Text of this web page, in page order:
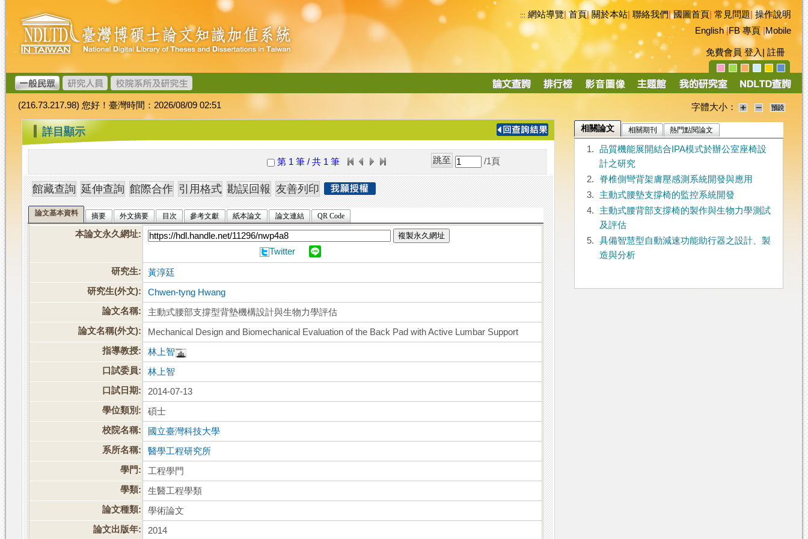
跳
到
主
要
內
容
臺
灣
博
碩
士
論
文
加
值
系
統
::: 網站導覽|首頁|關於本站 聯絡我們|國圖首頁 常見問題|操作說明
English|FB 專頁|Mobile
免費會員 登入 註冊
導
(216.73.217.98) 您好！臺灣時間：2026/08/09 02:51 字體大小：
::: 詳目顯示
第 1 筆 / 共 1 筆 /1 頁
論文基本資料 摘要 外文摘要 目次 參考文獻 紙本論文 論文連結 QR Code
本論文永久網址: 複製永久網址
Twitter
研究生:
黃淳廷
研究生(外文):
Chwen-tyng Hwang
論文名稱:
主動式腰部支撐型背墊機構設計與生物力學評估
論文名稱(外文):
Mechanical Design and Biomechanical Evaluation of the Back Pad with Active Lumbar Support
指導教授:
林上智
口試委員:
林上智
口試日期:
2014-07-13
學位類別:
碩士
校院名稱:
國立臺灣科技大學
系所名稱:
醫學工程研究所
學門:
工程學門
學類:
生醫工程學類
論文種類:
學術論文
論文出版年:
2014
相關論文 相關期刊 熱門點閱論文
1.
品質機能展開結合IPA模式於辦公室座椅設
計之研究
2.
脊椎側彎背架膚壓感測系統開發與應用
3.
主動式腰墊支撐椅的監控系統開發
4.
主動式腰背部支撐椅的製作與生物力學測試
及評估
5.
具備智慧型自動減速功能助行器之設計、製
造與分析